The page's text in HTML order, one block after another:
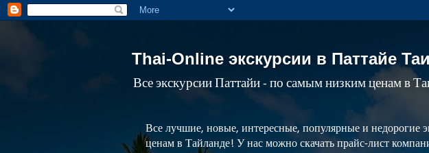
Thai-Online экскурсии в Паттайе
Все экскурсии Паттайи - по самым низким ценам в
Все лучшие, новые, интересные, популярные и
ценам в Тайланде! У нас можно скачать прайс-лист